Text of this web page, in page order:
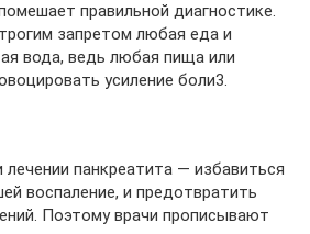
правильной диагностике.
запретом любая еда и
вода, ведь любая пища или
усиление боли3.
лечении панкреатита — избавиться
воспаление, и предотвратить
Поэтому врачи прописывают